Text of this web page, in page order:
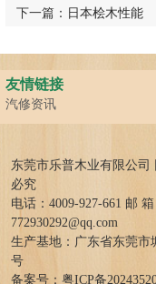
下一篇： 日本桧木性能
友情链接
汽修资讯
东莞市乐普木业有限公司
必究
电话：4009-927-661 邮 箱
772930292@qq.com
生产基地：广东省东莞市
号
备案号： 粤ICP备